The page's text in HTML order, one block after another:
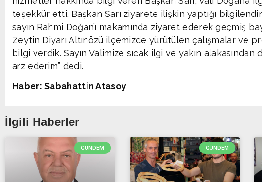
teşekkür etti. Başkan Sarı ziyarete ilişkin yaptığı
sayın Rahmi Doğan’ı makamında ziyaret ederek geçmiş
Zeytin Diyarı Altınözü ilçemizde yürütülen çalışmalar ve
bilgi verdik. Sayın Valimize sıcak ilgi ve yakın alakasından
arz ederim” dedi.
Haber: Sabahattin Atasoy
İlgili Haberler
GÜNDEM GÜNDEM